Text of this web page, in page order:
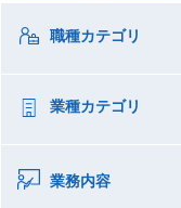
職種カテゴリ
業種カテゴリ
業務内容